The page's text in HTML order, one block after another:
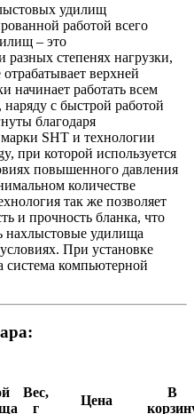
удилищ
работой всего
– это
степенях нагрузки,
верхней
начинает работать всем
с быстрой работой
благодаря
SHT и технологии
при которой используется
повышенного давления
количестве
так же позволяет
и прочность бланка, что
нахлыстовые удилища
При установке
система компьютерной
Вес,
г
Цена
В